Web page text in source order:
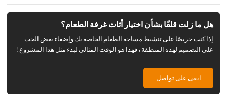
هل ما زلت قلقًا بشأن اختيار أثاث غرفة الطعام؟
إذا كنت حريصًا على تنشيط مساحة الطعام الخاصة بك وإضفاء بعض الحب
على التصميم لهذه المنطقة ، فهذا هو الوقت المثالي لبدء مثل هذا المشروع!
ابقى على تواصل